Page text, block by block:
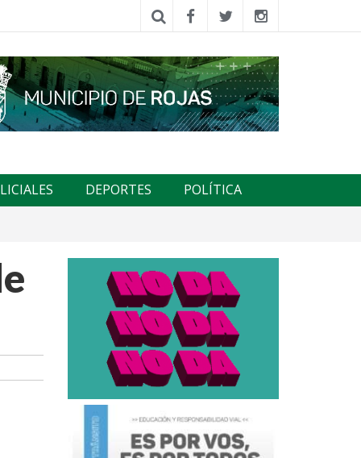
DEPORTES POLÍTICA